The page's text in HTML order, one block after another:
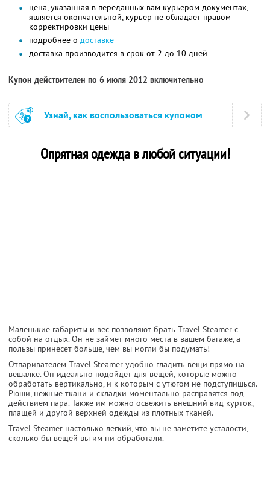
цена, указанная в переданных вам курьером документах,
является окончательной, курьер не обладает правом
корректировки цены
подробнее о доставке
доставка производится в срок от 2 до 10 дней
Купон действителен по 6 июля 2012 включительно
Узнай, как воспользоваться купоном
Опрятная одежда в любой ситуации!
Маленькие габариты и вес позволяют брать Travel Steamer с
собой на отдых. Он не займет много места в вашем багаже, а
пользы принесет больше, чем вы могли бы подумать!
Отпаривателем Travel Steamer удобно гладить вещи прямо на
вешалке. Он идеально подойдет для вещей, которые можно
обработать вертикально, и к которым с утюгом не подступишься.
Рюши, нежные ткани и складки моментально расправятся под
действием пара. Также им можно освежить внешний вид курток,
плащей и другой верхней одежды из плотных тканей.
Travel Steamer настолько легкий, что вы не заметите усталости,
сколько бы вещей вы им ни обработали.